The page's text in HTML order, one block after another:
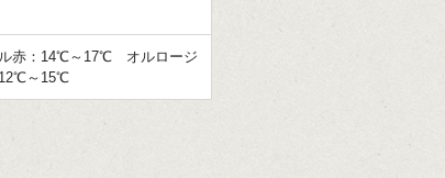
ル赤：14℃～17℃ オルロージ
～15℃